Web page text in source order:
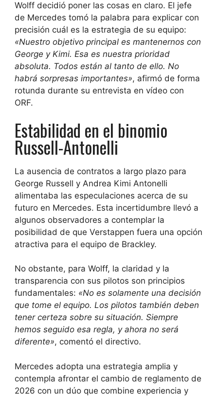
Wolff decidió poner las cosas en claro. El jefe
de Mercedes tomó la palabra para explicar con
precisión cuál es la estrategia de su equipo:
«Nuestro objetivo principal es mantenernos con
George y Kimi. Esa es nuestra prioridad
absoluta. Todos están al tanto de ello. No
habrá sorpresas importantes», afirmó de forma
rotunda durante su entrevista en vídeo con
ORF.
Estabilidad en el binomio
Russell-Antonelli
La ausencia de contratos a largo plazo para
George Russell y Andrea Kimi Antonelli
alimentaba las especulaciones acerca de su
futuro en Mercedes. Esta incertidumbre llevó a
algunos observadores a contemplar la
posibilidad de que Verstappen fuera una opción
atractiva para el equipo de Brackley.
No obstante, para Wolff, la claridad y la
transparencia con sus pilotos son principios
fundamentales: «No es solamente una decisión
que tome el equipo. Los pilotos también deben
tener certeza sobre su situación. Siempre
hemos seguido esa regla, y ahora no será
diferente», comentó el directivo.
Mercedes adopta una estrategia amplia y
contempla afrontar el cambio de reglamento de
2026 con un dúo que combine experiencia y